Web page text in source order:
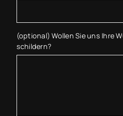
(optional) Wollen Sie uns Ihre
schildern?